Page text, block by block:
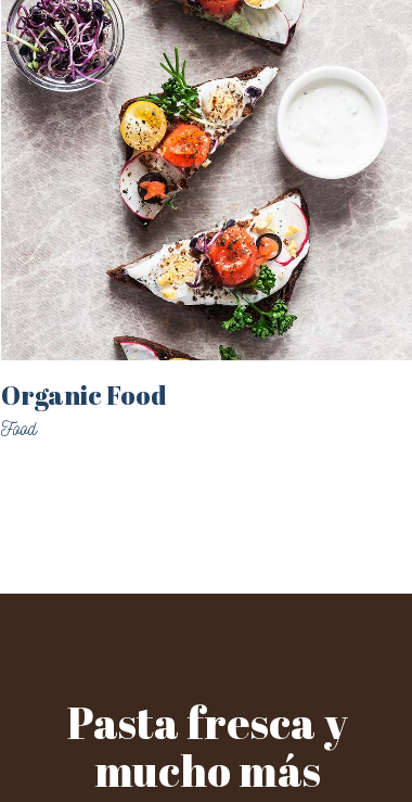
Organic Food
Food
Pasta fresca y
mucho más